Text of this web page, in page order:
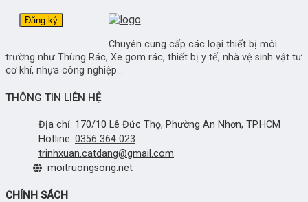
Chuyên cung cấp các loại thiết bị môi
trường như Thùng Rác, Xe gom rác, thiết bị y tế, nhà vệ sinh vật tư
cơ khí, nhựa công nghiệp...
THÔNG TIN LIÊN HỆ
Địa chỉ: 170/10 Lê Đức Thọ, Phường An Nhơn, TP.HCM
Hotline: 0356 364 023
trinhxuan.catdang@gmail.com
moitruongsong.net
CHÍNH SÁCH